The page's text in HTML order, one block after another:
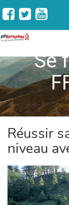
Se
Réussir
niveau